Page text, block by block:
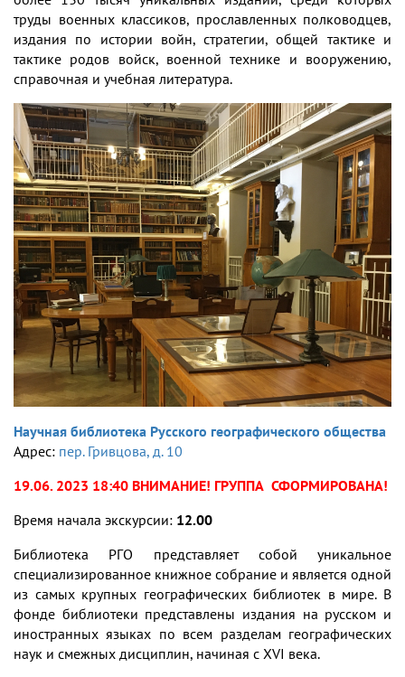
труды военных классиков, прославленных полководцев,
издания по истории войн, стратегии, общей тактике и
тактике родов войск, военной технике и вооружению,
справочная и учебная литература.
Научная библиотека Русского географического общества
Адрес: пер. Гривцова, д. 10
19.06. 2023 18:40 ВНИМАНИЕ! ГРУППА СФОРМИРОВАНА!
Время начала экскурсии: 12.00
Библиотека РГО представляет собой уникальное
специализированное книжное собрание и является одной
из самых крупных географических библиотек в мире. В
фонде библиотеки представлены издания на русском и
иностранных языках по всем разделам географических
наук и смежных дисциплин, начиная с XVI века.